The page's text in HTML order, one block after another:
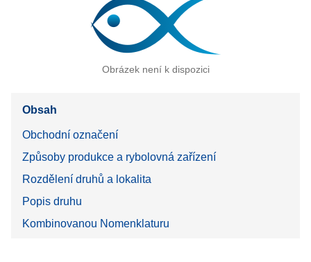
Obrázek není k dispozici
Obsah
Obchodní označení
Způsoby produkce a rybolovná zařízení
Rozdělení druhů a lokalita
Popis druhu
Kombinovanou Nomenklaturu